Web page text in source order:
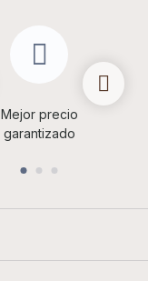
Mejor precio
garantizado